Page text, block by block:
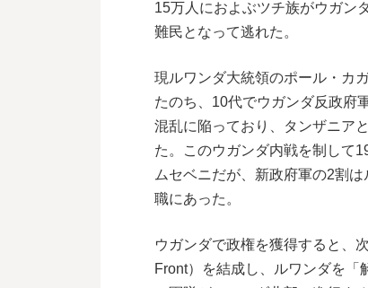
15万人におよぶツチ族がウガン
難民となって逃れた。
現ルワンダ大統領のポール・カ
たのち、10代でウガンダ反政府
混乱に陥っており、タンザニア
た。このウガンダ内戦を制して
ムセベニだが、新政府軍の2割
職にあった。
ウガンダで政権を獲得すると、
Front）を結成し、ルワンダを